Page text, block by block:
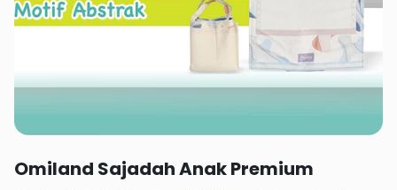
Omiland Sajadah Anak Premium